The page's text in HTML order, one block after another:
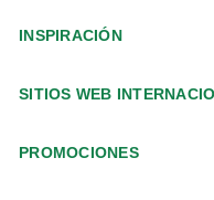
INSPIRACIÓN
SITIOS WEB
PROMOCIONES